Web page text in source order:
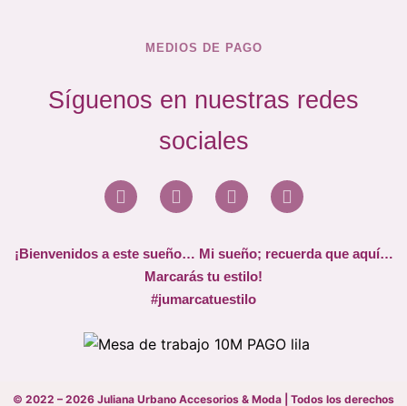
MEDIOS DE PAGO
Síguenos en nuestras redes
sociales
¡Bienvenidos a este sueño… Mi sueño; recuerda que aquí…
Marcarás tu estilo!
#jumarcatuestilo
© 2022 – 2026 Juliana Urbano Accesorios & Moda | Todos los derechos